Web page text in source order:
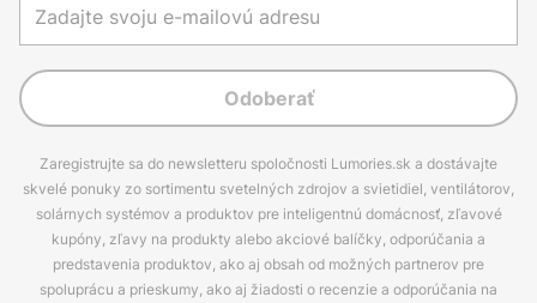
Odoberať
Zaregistrujte sa do newsletteru spoločnosti Lumories.sk a dostávajte
skvelé ponuky zo sortimentu svetelných zdrojov a svietidiel, ventilátorov,
solárnych systémov a produktov pre inteligentnú domácnosť, zľavové
kupóny, zľavy na produkty alebo akciové balíčky, odporúčania a
predstavenia produktov, ako aj obsah od možných partnerov pre
spoluprácu a prieskumy, ako aj žiadosti o recenzie a odporúčania na